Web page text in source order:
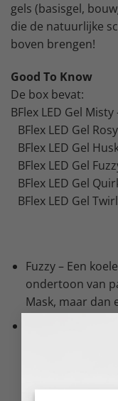
gels (basisgel,
die de natuurlijke
boven brengen!
Good To Know
De box bevat:
BFlex LED Gel
BFlex LED Gel
BFlex LED Gel
BFlex LED Gel
BFlex LED Gel
BFlex LED Gel
Fuzzy – Een
ondertoon van
Mask, maar dan
Husky – Een
ondertoon,
hemel vangt.
warmte en
zachte uitstraling.